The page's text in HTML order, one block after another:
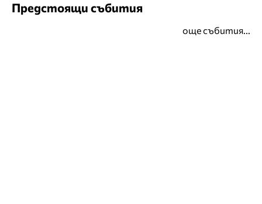
Предстоящи събития
още събития...